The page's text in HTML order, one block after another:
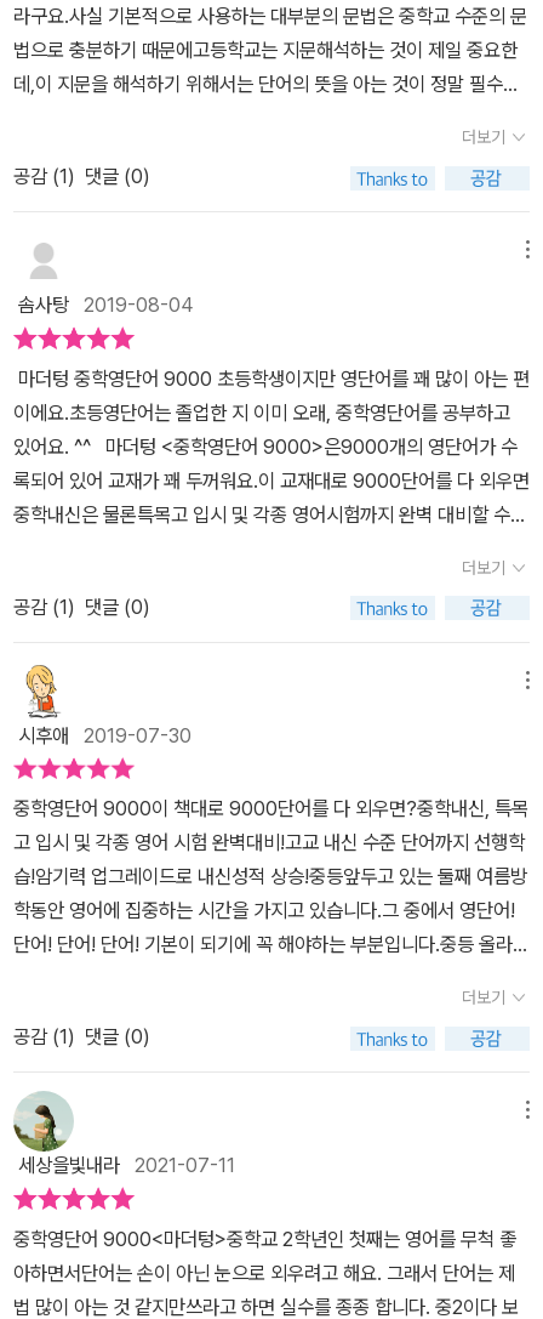
는 '확인문제' 는 비교적 쉬운편으로 해당 단어의 뜻을 체크하며 스스
로 반복 학습을 할 수 있어요.우리 아이도 문제들을 풀어보았는데 몇
개 틀린 문제들은 다시 단어를 확인하며 답을 고쳐보았어요. 우리 아
어요. 마더텅 중학영단어 9000은 단어뿐만아니라 복합어, 숙어, 헷
필수 영단어들을 익힐수 있어요.영단어는 반복 학습이 가장 중요하다
학습으로 단어들을 빠르고 쉽게 익히면서 오랫동안 기억할수 있게 해
주는데요.열심히 마더텅 중학영단어 9000을 활용하고 있는 우리 딸
도 체계적인 단어 학습으로 꽤 많은 단어들을 암기할수 있었어요.​ 하
루에 30분씩 단어공부를 하는 딸은 단어와 뜻만 있는 단어장으로
짧은 시간내에 많은 단어를 공부할수 있었는데요.오랜시간을 두고 암
기하는것보다 짧지만 집중해서 반복학습하는 암기법으로더 많이, 더
오랫동안 단어를 외울수 있었어요.​'고급' 편에는 명사부터 시작해서
감탄사까지 총 2990개 단어가 나와요.초급,중급에 비해 약간 더 난
이도가 높아지긴 했지만 마더텅 중학영단어 900 의 학습법에 따라
원을 듣고 눈으로 단어들을 익힌 딸이 확인 문제들을 풀어보았어
요 고급 단어들이라 그런지 초급, 중급보다는 좀 더 많이 틀려버린 딸.
우리 아이는 틀린 단어들을 그 즉시 확인하고 있는데요.책 상단의 반
복 횟수를 스스로 체크하며 틀린 단어나 헷갈리는 단어들을 반복해서
공부한답니다. 한 번 외웠다고, 문제를 맞혔다고 끝내면 안돼지요.단
어들이 서서히 잊혀지기 전 또 다시 반복을 해야만 온전히 내것이 된
답니다. 'study more' 에서는 철자가 비슷하거나, 접사에 따라 뜻
이 달라지는 혼동하기 쉬운 어휘들을 따로 구분해주고 있어요. 단어
공부하며 참고해 보면 좋을것 같아요.마더텅 중학영단어 9000 은 교
히기에 참 좋은 교재입니다.우리 중학생 딸도 매일 마더텅 중학영단
어 9000 을 활용하며 이 무더운 여름 열심히 단어를 암기하고 있는
데요. 중학내신에도 많은 도움을 주며 더 나아가 고교 내신 수준의 단
어까지도 배울수 있어서 아주 만족스러워요.마더텅 중학영단어 900
0 만 있다면 영단어 암기가 더 이상 어렵지 않아요
는데 겉표지라도 조금 두꺼웠으면 좋았겠다는 생각이 든다 학원을
다니고 있지 않기에 더더욱 필요한 교재 그동안 기초영단어를 공부하
지 않았기에 6개월 도전에 열중하려 한다자유학년제로 인해 더더욱
잡고져 한다 아이만의 중학 영단어 9000 공부법먼저 아이는 앞에
보지 않고 확인문제를 풀어나간다확인문제를 푸는데 아무리 봐도 모
르겠다 싶으면 별표 *앞에 보고 다시 확인문제 풀고 틀린 단어는 세
모앞에 보고 다시 확인문제 풀고 맞으면 동그라미 ㅇ이렇게 울막내가
자신의 방식으로 중학 영단어 9000 공부를 하고 있습니다
의 장점입니다. 4페이지마다 2페이지의 확인문제가 있어서...복습하
고 반복할 수 있게 도와줍니다. 사실 에빙하우스가 말하기를....복습이
야말로 가장 효율적인 공부, 암기법이라고 했죠?!확인문제도 풀고...
틀린 문제는 그 다음 학습날에도 다시 반복하여 암기하면서 익히게
된다면...많은 영어어휘습득으로 영어 고득점 받기는 문제 없으리라
엄청난 보람도 느끼고 자신감도 상승하고...영어실력도 업그레이드
되겠죠?기대됩니다.
라구요.사실 기본적으로 사용하는 대부분의 문법은 중학교 수준의 문
법으로 충분하기 때문에고등학교는 지문해석하는 것이 제일 중요한
데,이 지문을 해석하기 위해서는 단어의 뜻을 아는 것이 정말 필수더
단어 9000을 공부하기로 했어요.중학영단어 9000의 특징을 살펴
보면요.학교 1,2,3학년 40종 교과서를 철저히 분석해서 초급/중급/
고급 난이도로 분류해서 수록했구요. 매 4페이지마다 2페이지씩
확인문제를 제공하여 학습한 단어를 한 번 더 복습 가능하도록 했답
R코드로 간편하게 재생하는 MP3파일로 바로바로 음원을 들어볼 수
있어요. 또 단어뿐 아니라 그 단어와 함께 쓰이는 '복합어와 숙어'까지
정리되어 있고, 예비 중학생이 꼭 외워야 할 기초영단어인 교육부 지
정 초등 필수 영단어를 교재 앞부분에 수록해서 가장 기본적인 단어
부터 다시한번 점검할 수 있도록 해주었답니다. 목차에서 봐도 예비
중부터 시작해서 초급-중급-고급으로 이어지도록 해놓았어요.이 책
한권이면 중학교 3년 내내 공부할 수도 있겠네요~~!! 각 단계별로 진
도표가 제공되고 있으니 참고해서 자신에게 맞는 스케줄대로 진행하
면 되겠네요. 예비 중 ~ 초급의 단어는 그렇게 어렵지는 않은 것 같
만 표시하면서 빠르게 진행해도 되겠어요. 단어의 뜻 뿐만이 아니고
함께 쓰이는 복합어,숙어까지 함께 외울 수 있어서고등학교 들어가기
전에 영어단어 정리하는 책으로 딱 좋네요~이번 여름방학부터 겨울
방학때까지 꾸준히 매일매일 외우도록 해야겠어요.
더보기
공감 (1) 댓글 (0)
솜사탕 2019-08-04
마더텅 중학영단어 9000 초등학생이지만 영단어를 꽤 많이 아는 편
이에요.초등영단어는 졸업한 지 이미 오래, 중학영단어를 공부하고
있어요. ^^ 마더텅 <중학영단어 9000>은9000개의 영단어가 수
록되어 있어 교재가 꽤 두꺼워요.이 교재대로 9000단어를 다 외우면
중학내신은 물론특목고 입시 및 각종 영어시험까지 완벽 대비할 수
어를 난이도에 따라 초급/중급/고급 순서로 수록했어요.(초급 2980
단어 + 중급 3122 단어 + 고급 2990 단어)품사별, 주제별로 구성해
외우기는 어렵지 않을 것 같아요. 예비 중학생이 외워야 할 기초영단
어 855교육부 지정 초등 필수 영단어를 교재 앞부분에 수록하여기초
부터 탄탄하게 다지고 학습을 시작할 수 있어요. 예비 중학생이 외워
야 할 기초영단어 855 리스트를 보고먼저 모르는 단어가 있는지 체
크!처음엔 영단어 개수만 보고 855개를 언제 봐? 이러더니 단어가
쉬워서 금세 체크했어요. 모르는 단어가 거의 없어서 바로 초급 단계
시작~^^ 진도표가 있어 계획을 세워 영단어를 공부할 수 있어요.무
엇보다 영단어는 한 번 외웠다고 다 기억하는 것이 아니기 때문에매
일, 조금씩, 꾸준히 반복 학습하기로 했어요. 단어 + 발음기호 + 중
요뜻만 깔끔하게 정리되어 있고무엇보다 QR코드로 간편하게 음원을
들을 수 있어 좋아요. 그냥 단어만 외우면서 공부하면 지루한데원어
민의 발음을 귀로 듣고 눈으로 보면서 공부하니 수월하더군요.단어
모두 읽어줘서 빵~ 터졌어요. ^^ 마더텅 홈페이지에서 MP3 파일을
다운로드 받을 수 있으니자투리 시간을 이용해 음원을 반복해서 들으
면 더욱 좋을 것 같아요. 단어뿐 아니라 그 단어와 함께 쓰이는 복합
어와 숙어까지 정리!단어는 검은색, 복합어와 숙어는 파란색, 뜻은 빨
간색 글씨로 쓰여 있어영단어가 많아도 쉽게 구별할 수 있어요. 중간
중간 학습한 단어를 한 번 더 복습할 수 있는 확인문제!우리말 뜻을 고
르는 쉬운 문제로 부담없이 복습할 수 있어요. 영단어나 뜻 쓰기 테스
더보기
공감 (1) 댓글 (0)
시후애 2019-07-30
중학영단어 9000이 책대로 9000단어를 다 외우면?중학내신, 특목
고 입시 및 각종 영어 시험 완벽대비!고교 내신 수준 단어까지 선행학
습!암기력 업그레이드로 내신성적 상승!중등앞두고 있는 둘째 여름방
학동안 영어에 집중하는 시간을 가지고 있습니다.그 중에서 영단어!
단어! 단어! 단어! 기본이 되기에 꼭 해야하는 부분입니다.중등 올라가
교과서 영단어 통합 수록 되어있다고 하니중등영어 대비로 중학 영단
어 9000 한권이면 문제 없을것 같습니다.#중학영단어9000, #예비
중, #기초영단어, #초등필수영단어, #중학영단어, #중등영단어, #중
학영어, #중등영어, #영단어, #마더텅 9000단어를 6개월 안에 암
기 긑내는 비법 전수를 알려줍니다.하루 50단어씩 외우면 6개월에
끝난다!!!단계별로 학습법을 참고해서 활용하면 좋을것 같아요.영어
암기는 복습도 중요한데요. 3회복습을 기준으로 할수 있도록 되어있
으니목표 설정하고 스스로 진도 나갈수 있도록 하면 좋을것 같아요.
단어는 무한반복과 복습 더 중요합니다. 효율적으로 복습하기 위해 1
더보기
공감 (1) 댓글 (0)
세상을빛내라 2021-07-11
​중학영단어 9000<마더텅>​중학교 2학년인 첫째는 영어를 무척 좋
아하면서단어는 손이 아닌 눈으로 외우려고 해요. ​그래서 단어는 제
법 많이 아는 것 같지만쓰라고 하면 실수를 종종 합니다. ​중2이다 보